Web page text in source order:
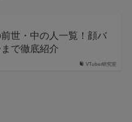
VTuber研究室
世・中の人一覧！顔バ
で徹底紹介